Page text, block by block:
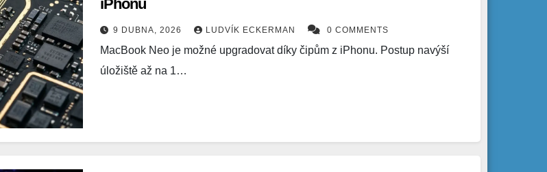
iPhonu
9 DUBNA, 2026 LUDVÍK ECKERMAN 0 COMMENTS
MacBook Neo je možné upgradovat díky čipům z iPhonu. Postup navýší
úložiště až na 1…